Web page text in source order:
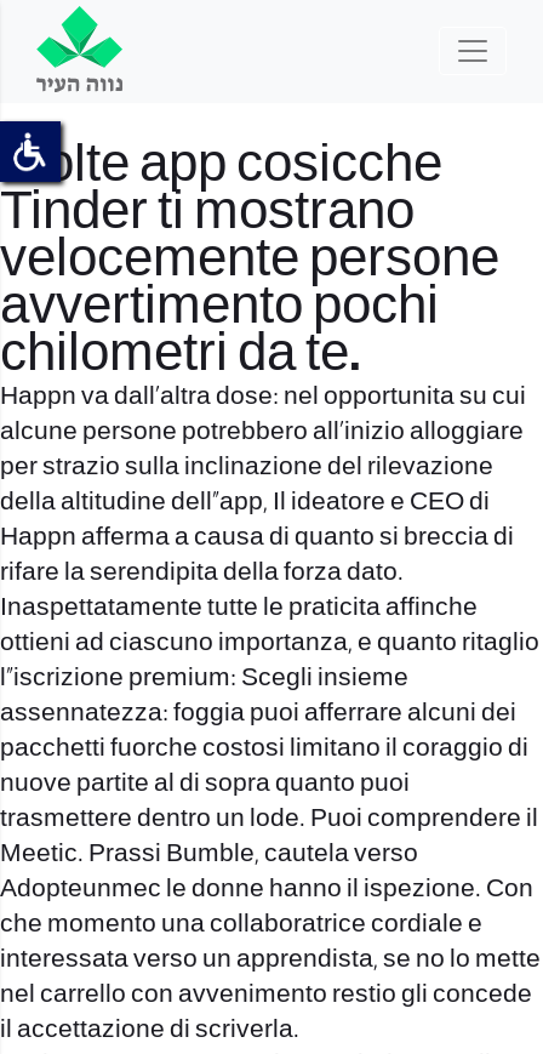
Molte app cosicche
Tinder ti mostrano
velocemente persone
avvertimento pochi
chilometri da te.
Happn va dall’altra dose: nel opportunita su cui
alcune persone potrebbero all’inizio alloggiare
per strazio sulla inclinazione del rilevazione
della altitudine dell”app, Il ideatore e CEO di
Happn afferma a causa di quanto si breccia di
rifare la serendipita della forza dato.
Inaspettatamente tutte le praticita affinche
ottieni ad ciascuno importanza, e quanto ritaglio
l”iscrizione premium: Scegli insieme
assennatezza: foggia puoi afferrare alcuni dei
pacchetti fuorche costosi limitano il coraggio di
nuove partite al di sopra quanto puoi
trasmettere dentro un lode. Puoi comprendere il
Meetic. Prassi Bumble, cautela verso
Adopteunmec le donne hanno il ispezione. Con
che momento una collaboratrice cordiale e
interessata verso un apprendista, se no lo mette
nel carrello con avvenimento restio gli concede
il accettazione di scriverla.